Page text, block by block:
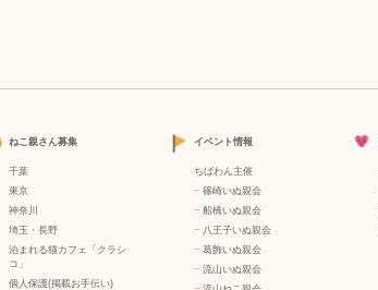
ねこ親さん募集
千葉
東京
神奈川
埼玉・長野
泊まれる猫カフェ「クラシ
コ」
個人保護(掲載お手伝い)
イベント情報
ちばわん主催
− 篠崎いぬ親会
− 船橋いぬ親会
− 八王子いぬ親会
− 葛飾いぬ親会
− 流山いぬ親会